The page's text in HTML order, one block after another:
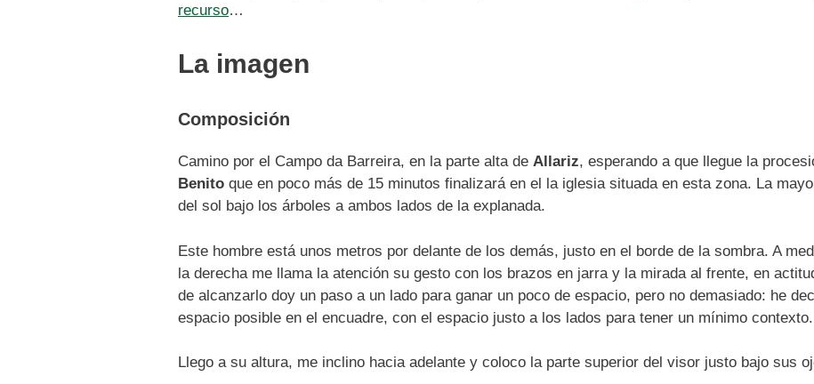
recurso…
La imagen
Composición
Camino por el Campo da Barreira, en la parte alta de Allariz, esperando a que llegue la
Benito que en poco más de 15 minutos finalizará en el la iglesia situada en esta zona. La
del sol bajo los árboles a ambos lados de la explanada.
Este hombre está unos metros por delante de los demás, justo en el borde de la sombra. A
la derecha me llama la atención su gesto con los brazos en jarra y la mirada al frente, en
de alcanzarlo doy un paso a un lado para ganar un poco de espacio, pero no demasiado: he
espacio posible en el encuadre, con el espacio justo a los lados para tener un mínimo contexto.
Llego a su altura, me inclino hacia adelante y coloco la parte superior del visor justo bajo sus